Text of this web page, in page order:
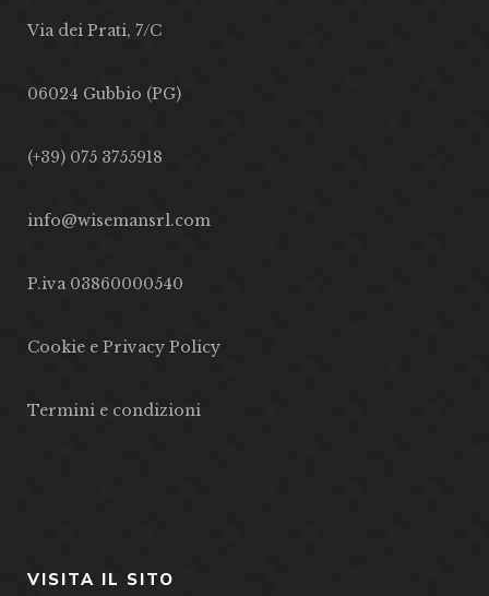
Via dei Prati, 7/C
06024 Gubbio (PG)
(+39) 075 3755918
info@wisemansrl.com
P.iva 03860000540
Cookie e Privacy Policy
Termini e condizioni
VISITA IL SITO